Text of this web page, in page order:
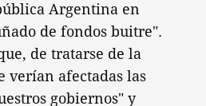
Argentina en
de fondos buitre".
de tratarse de la
verían afectadas las
gobiernos" y